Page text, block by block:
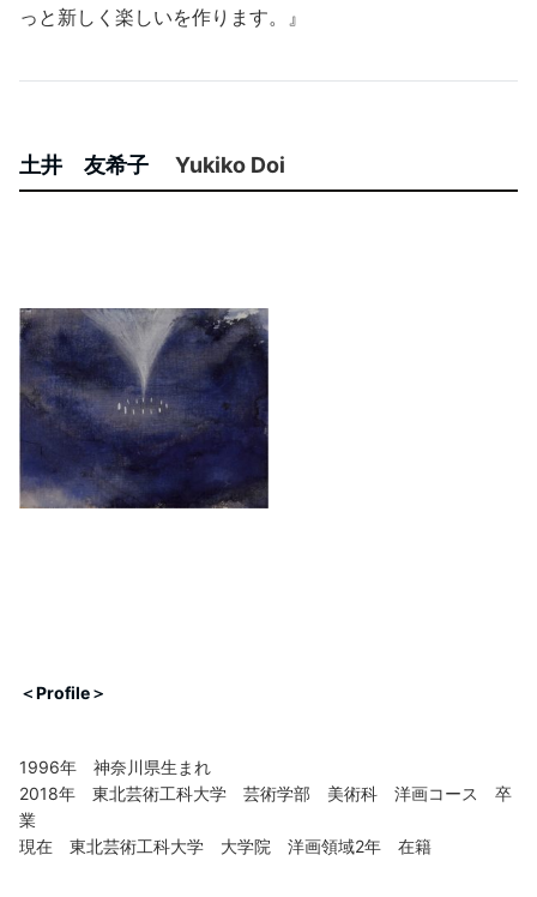
っと新しく楽しいを作ります。』
土井 友希子 Yukiko Doi
＜Profile＞
1996年 神奈川県生まれ
2018年 東北芸術工科大学 芸術学部 美術科 洋画コース 卒
業
現在 東北芸術工科大学 大学院 洋画領域2年 在籍